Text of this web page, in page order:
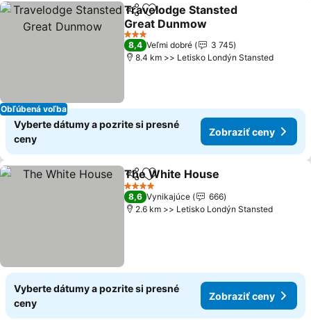
Obľúbená voľba
ZdieľaťPridať do obľúbených
Travelodge Stansted
Great Dunmow
Zobraziť ceny
3 Počet hviezdičiek
8,4 Veľmi dobré
3 745
8.4 km >> Letisko Londýn Stansted
Vyberte dátumy a pozrite si presné
ceny
Zobraziť ceny
ZdieľaťPridať do obľúbených
The White House
4 Počet hviezdičiek
8,6 Vynikajúce
666
2.6 km >> Letisko Londýn Stansted
Vyberte dátumy a pozrite si presné
ceny
Zobraziť ceny